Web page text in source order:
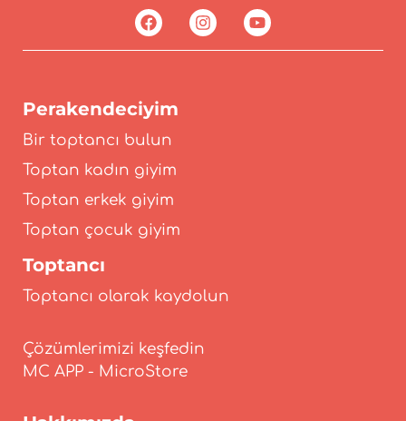
Perakendeciyim
Bir toptancı bulun
Toptan kadın giyim
Toptan erkek giyim
Toptan çocuk giyim
Toptancı
Toptancı olarak kaydolun
Çözümlerimizi keşfedin